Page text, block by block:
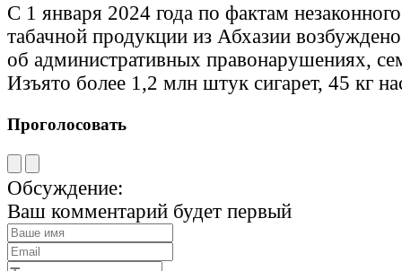
С 1 января 2024 года по фактам
табачной продукции из Абхазии
об административных правонарушениях,
Изъято более 1,2 млн штук сигарет, 45 кг
Проголосовать
Обсуждение:
Ваш комментарий будет первый